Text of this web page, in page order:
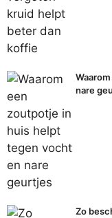
nare
Zo